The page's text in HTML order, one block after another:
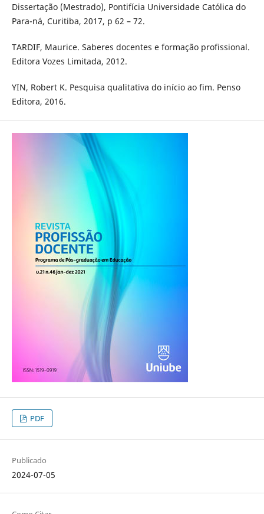
Dissertação (Mestrado), Pontifícia Universidade Católica do
Para-ná, Curitiba, 2017, p 62 – 72.
TARDIF, Maurice. Saberes docentes e formação profissional.
Editora Vozes Limitada, 2012.
YIN, Robert K. Pesquisa qualitativa do início ao fim. Penso
Editora, 2016.
PDF
Publicado
2024-07-05